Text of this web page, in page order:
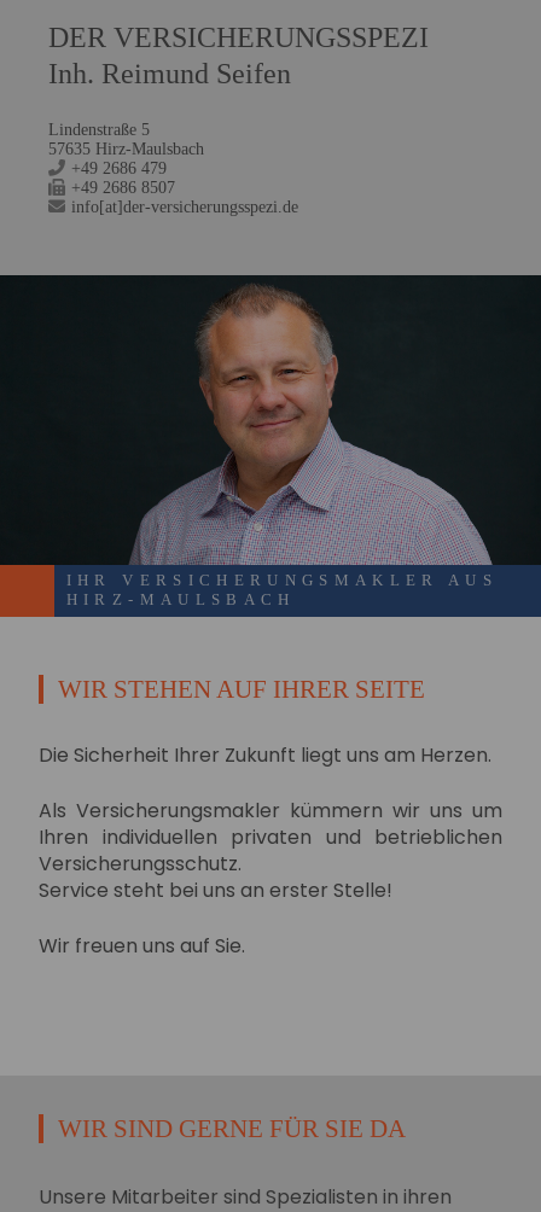
DER VERSICHERUNGSSPEZI
Inh. Reimund Seifen
Lindenstraße 5
57635 Hirz-Maulsbach
+49 2686 479
+49 2686 8507
info[at]der-versicherungsspezi.de
IHR VERSICHERUNGSMAKLER AUS
HIRZ-MAULSBACH
WIR STEHEN AUF IHRER SEITE
Die Sicherheit Ihrer Zukunft liegt uns am Herzen.
Als Versicherungsmakler kümmern wir uns um
Ihren individuellen privaten und betrieblichen
Versicherungsschutz.
Service steht bei uns an erster Stelle!
Wir freuen uns auf Sie.
WIR SIND GERNE FÜR SIE DA
Unsere Mitarbeiter sind Spezialisten in ihren